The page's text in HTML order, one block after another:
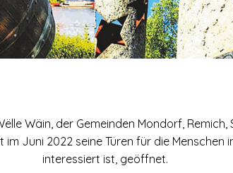
Wäin, der Gemeinden Mondorf,
Juni 2022 seine Türen für die Menschen
interessiert ist, geöffnet.